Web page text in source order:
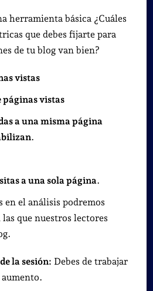
herramienta básica ¿Cuáles
que debes fijarte para
de tu blog van bien?
vistas
vistas
a una misma página
.
a una sola página.
en el análisis podremos
que nuestros lectores
la sesión: Debes de trabajar
aumento.